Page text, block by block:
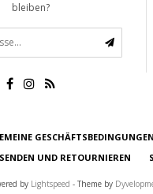
bleiben?
GESCHÄFTSBEDINGUNGEN
UND RETOURNIEREN
by Lightspeed - Theme by